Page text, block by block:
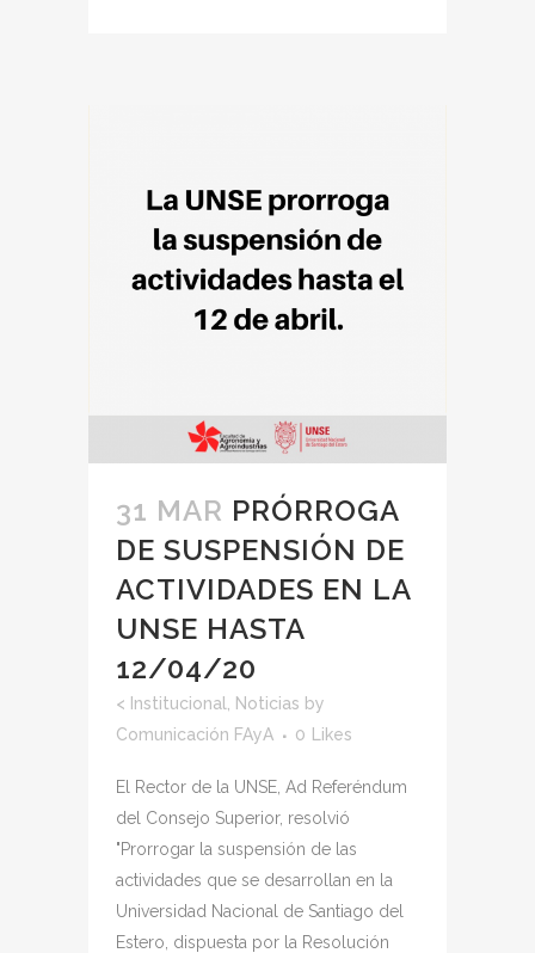
31 MAR PRÓRROGA
DE SUSPENSIÓN DE
ACTIVIDADES EN LA
UNSE HASTA
12/04/20
< Institucional Noticias by
Comunicación FAyA
0 Likes
El Rector de la UNSE, Ad Referéndum
del Consejo Superior, resolvió
"Prorrogar la suspensión de las
actividades que se desarrollan en la
Universidad Nacional de Santiago del
Estero, dispuesta por la Resolución